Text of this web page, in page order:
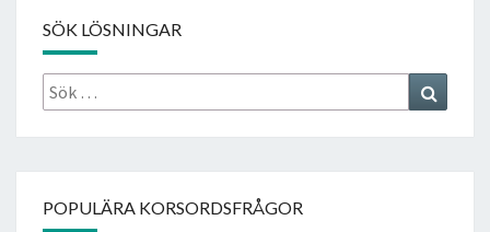
SÖK LÖSNINGAR
Sök
efter:
POPULÄRA KORSORDSFRÅGOR